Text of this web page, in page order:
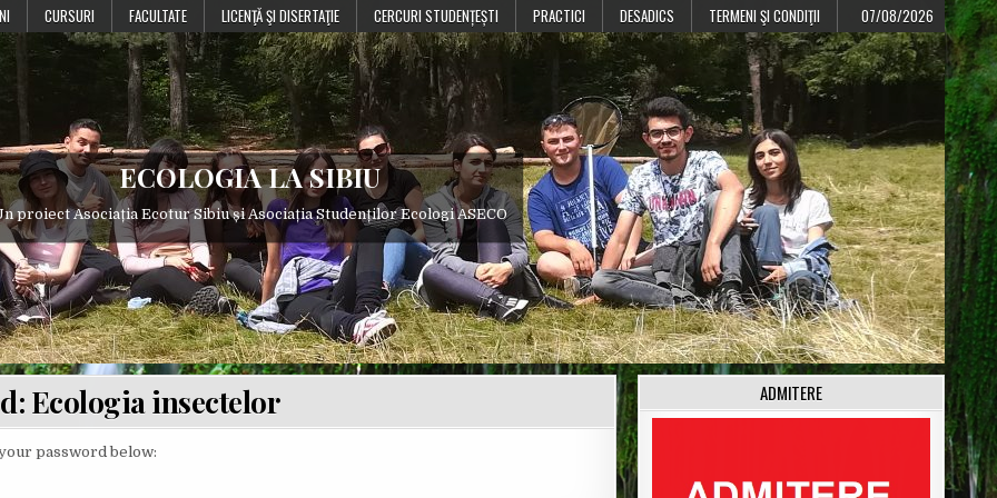
CURSURI FACULTATE LICENŢĂ ŞI DISERTAŢIE CERCURI STUDENȚEȘTI PRACTICI DESADICS TERMENI ŞI CONDIŢII 07/08/2026
ECOLOGIA LA SIBIU
proiect Asociația Ecotur Sibiu și Asociația Studenților Ecologi ASECO
Ecologia insectelor
password below:
ADMITERE